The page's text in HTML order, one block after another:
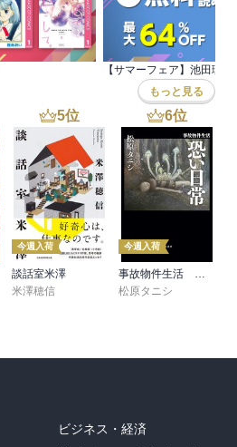
【サマーフェア】池田理代
もっと見る
5位
今週入荷
談話室米澤
米澤穂信
6位
今週入荷
事故物件生活 恐い日常
松原タニシ
ビジネス・経済